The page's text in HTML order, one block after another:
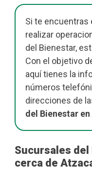
Si te encuentras
realizar
del Bienestar,
Con el objetivo
aquí tienes la
números
direcciones de
del Bienestar
Sucursales
cerca de